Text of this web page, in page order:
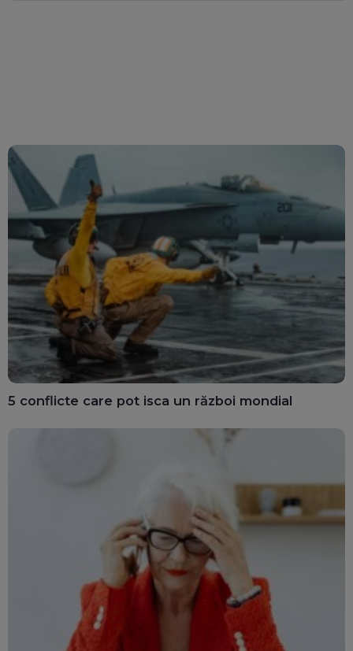
5 conflicte care pot isca un război mondial